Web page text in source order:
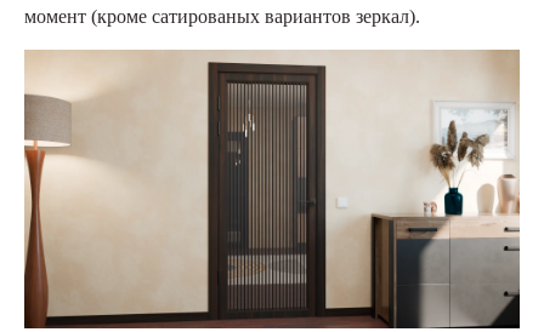
момент (кроме сатированых вариантов зеркал).